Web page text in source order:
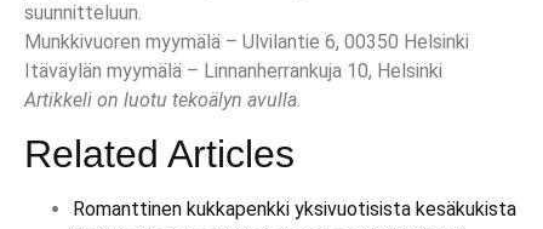
suunnitteluun.
Munkkivuoren myymälä – Ulvilantie 6, 00350 Helsinki
Itäväylän myymälä – Linnanherrankuja 10, Helsinki
Artikkeli on luotu tekoälyn avulla.
Related Articles
Romanttinen kukkapenkki yksivuotisista kesäkukista